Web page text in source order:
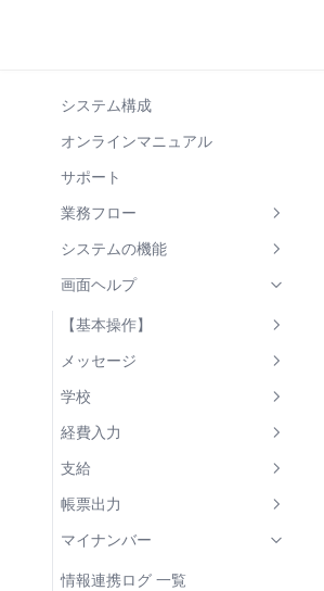
システム構成
オンラインマニュアル
サポート
業務フロー
1. 基礎情報の整理
学校・学部の整理
児童生徒の整理
世帯・世帯構成員の整理
2. 支弁区分決定
税情報の照会・入力
区分決定
3. 支給回の登録
4. 使用経費入力
5. 支給処理
支給額の計算
帳票出力(支給関連)
6. 状況報告
7. 支給年度終了後
負担金等実績報告書
各種帳票の出力と保管
年次更新処理の準備
8. 適宜行う処理
区分決定後の区分変更
児童生徒の転校・転入・退学
システムの機能
世帯情報の共有
兄弟姉妹の新入生の登録
世帯員の所属世帯を変更
マイナンバー連携
未申告疑いの表示
年次更新処理
児童生徒の状況履歴
支給額計算
世帯構成員の教材代
帳票出力
支弁区分関連 帳票
画面ヘルプ
【基本操作】
画面操作の基礎
帳票出力
メッセージ
メッセージ一覧
メッセージ 詳細
学校
学校詳細
学部
児童生徒 一覧
児童生徒 詳細
世帯タブ
世帯構成員 詳細
経費入力
個別編集
一括入力
一括変更
一括削除
支給
支給回 一覧
支給回 詳細
帳票出力
帳票 一覧
印刷プレビュー
マイナンバー
情報連携ログ 一覧